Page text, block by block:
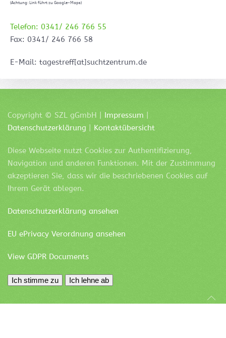
(Achtung: Link führt zu Google-Maps)
Telefon: 0341/ 246 766 55
Fax: 0341/ 246 766 58
E-Mail: tagestreff[at]suchtzentrum.de
Copyright © SZL gGmbH | Impressum
Datenschutzerklärung
Kontaktübersicht
Diese Webseite nutzt Cookies zur Authentifizierung,
Navigation und anderen Funktionen. Mit der Zustimmung
akzeptieren Sie, dass wir die beschriebenen Cookies auf
Ihrem Gerät ablegen.
Datenschutzerklärung ansehen
EU ePrivacy Verordnung ansehen
View GDPR Documents
Ich stimme zu Ich lehne ab